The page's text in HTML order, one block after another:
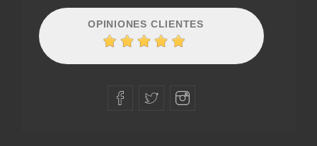
OPINIONES CLIENTES